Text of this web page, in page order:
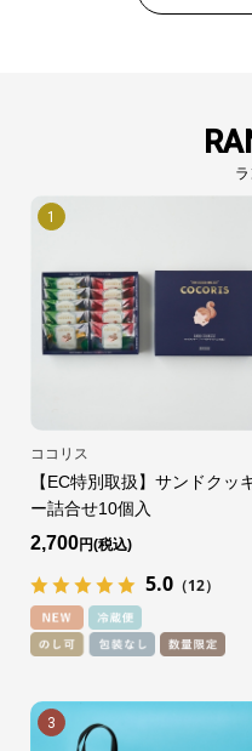
1
ココリス
【EC特別取扱】サンドクッ
ー詰合せ10個入
2,700円
5.0 （12）
3